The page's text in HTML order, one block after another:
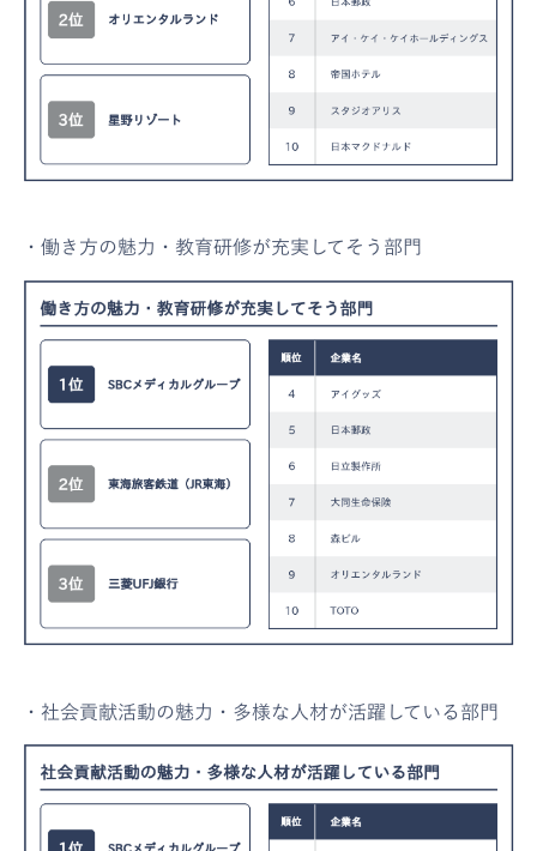
・働き方の魅力・教育研修が充実してそう部門
・社会貢献活動の魅力・多様な人材が活躍している部門